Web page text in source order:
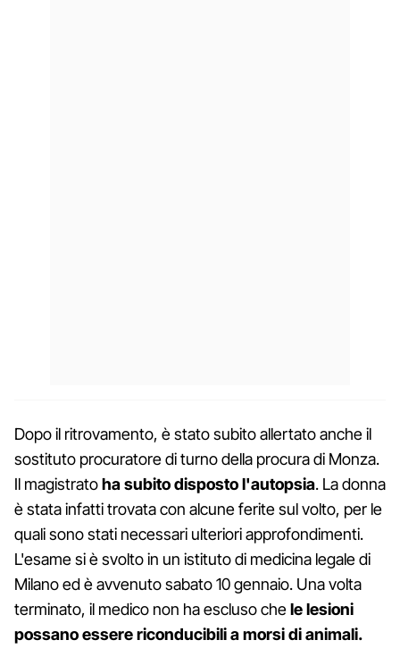
Dopo il ritrovamento, è stato subito allertato anche il
sostituto procuratore di turno della procura di Monza.
Il magistratoha subito disposto l'autopsia. La donna
è stata infatti trovata con alcune ferite sul volto, per le
quali sono stati necessari ulteriori approfondimenti.
L'esame si è svolto in un istituto di medicina legale di
Milano ed è avvenuto sabato 10 gennaio. Una volta
terminato, il medico non ha escluso chele lesioni
possano essere riconducibili a morsi di animali.